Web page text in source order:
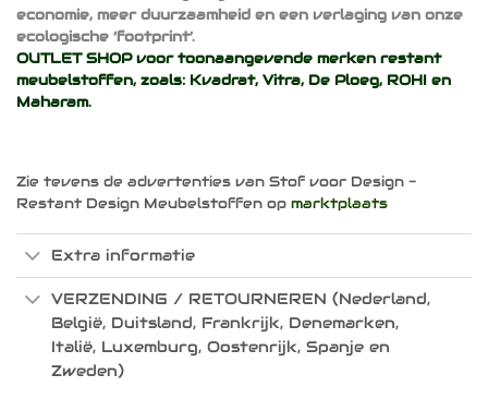
economie, meer duurzaamheid en een verlaging van onze
ecologische ‘footprint’.
OUTLET SHOP voor toonaangevende merken restant
meubelstoffen, zoals: Kvadrat, Vitra, De Ploeg, ROHI en
Maharam.
Zie tevens de advertenties van Stof voor Design -
Restant Design Meubelstoffen op marktplaats
Extra informatie
VERZENDING / RETOURNEREN (Nederland,
België, Duitsland, Frankrijk, Denemarken,
Italië, Luxemburg, Oostenrijk, Spanje en
Zweden)